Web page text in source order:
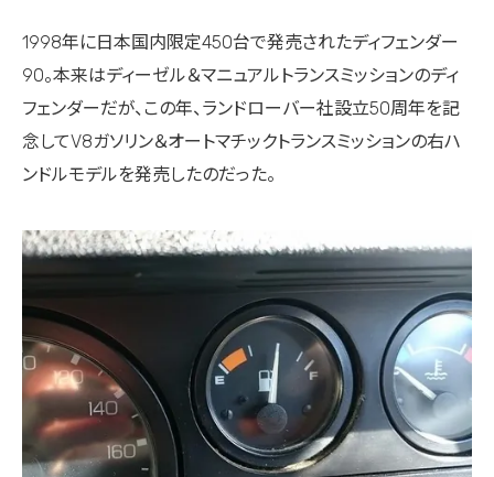
1998年に日本国内限定450台で発売されたディフェンダー
90。本来はディーゼル＆マニュアルトランスミッションのディ
フェンダーだが、この年、ランドローバー社設立50周年を記
念してV8ガソリン＆オートマチックトランスミッションの右ハ
ンドルモデルを発売したのだった。